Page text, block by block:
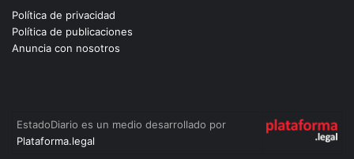
Política de privacidad
Política de publicaciones
Anuncia con nosotros
EstadoDiario es un medio desarrollado por
Plataforma.legal